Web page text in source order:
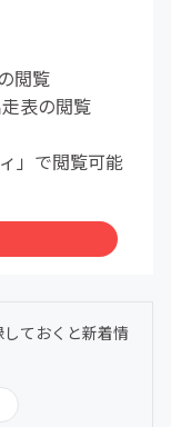
閲覧
表の閲覧
」で閲覧可能
ておくと新着情